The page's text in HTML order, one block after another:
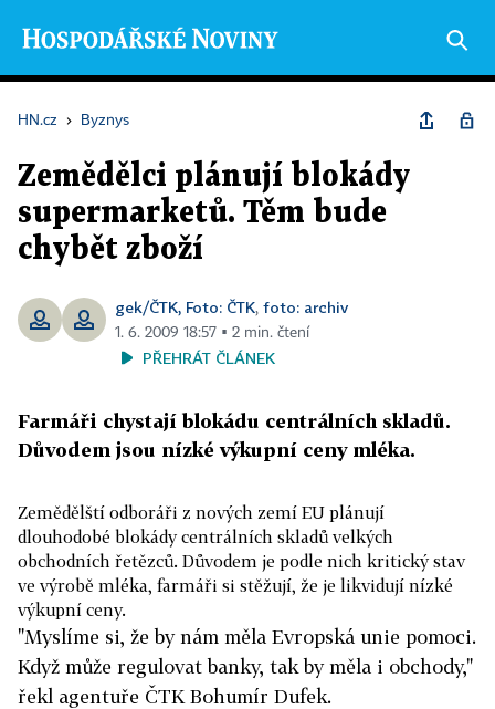
HN.cz › Byznys
Zemědělci plánují blokády
supermarketů. Těm bude
chybět zboží
gek/ČTK, Foto: ČTK, foto: archiv
1. 6. 2009 18:57 ▪ 2 min. čtení
PŘEHRÁT ČLÁNEK
Farmáři chystají blokádu centrálních skladů.
Důvodem jsou nízké výkupní ceny mléka.
Zemědělští odboráři z nových zemí EU plánují
dlouhodobé blokády centrálních skladů velkých
obchodních řetězců. Důvodem je podle nich kritický stav
ve výrobě mléka, farmáři si stěžují, že je likvidují nízké
výkupní ceny.
"Myslíme si, že by nám měla Evropská unie pomoci.
Když může regulovat banky, tak by měla i obchody,"
řekl agentuře ČTK Bohumír Dufek.